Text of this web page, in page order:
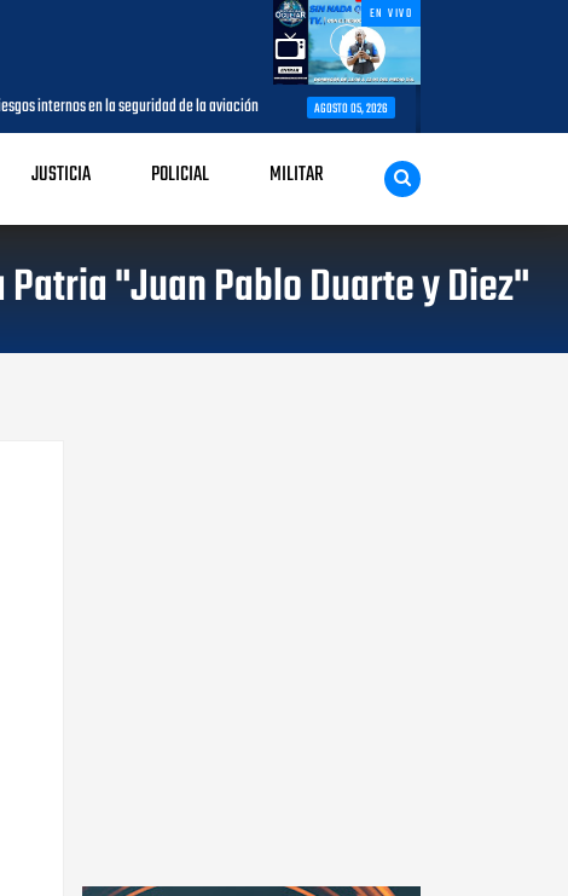
EN VIVO
en la seguridad de la aviación AGOSTO 05, 2026 Procuradora General imparte el taller
JUSTICIA POLICIAL MILITAR
"Juan Pablo Duarte y Diez"